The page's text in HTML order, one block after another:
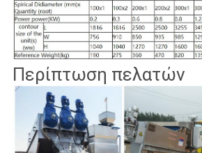
Περίπτωση πελατών